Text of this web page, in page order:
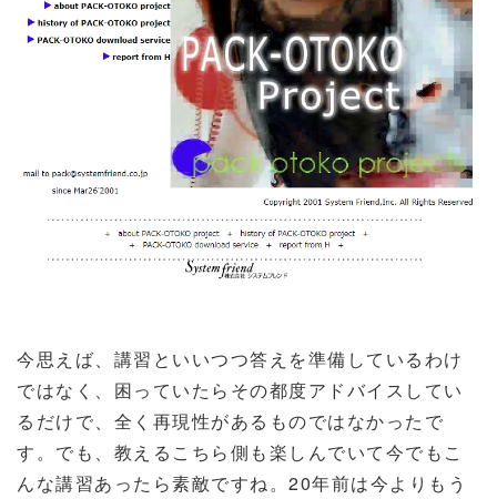
今思えば、講習といいつつ答えを準備しているわけ
ではなく、困っていたらその都度アドバイスしてい
るだけで、全く再現性があるものではなかったで
す。でも、教えるこちら側も楽しんでいて今でもこ
んな講習あったら素敵ですね。20年前は今よりもう